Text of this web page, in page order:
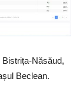
Năsăud,
Beclean.